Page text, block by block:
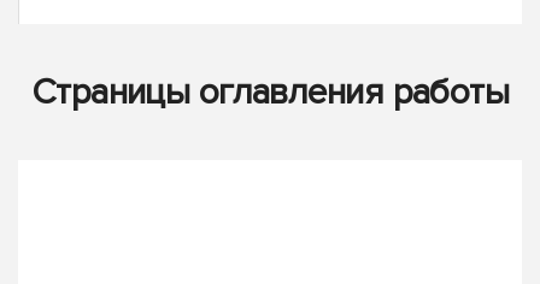
Страницы оглавления работы